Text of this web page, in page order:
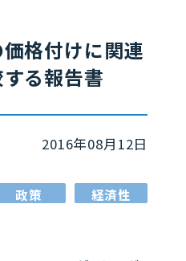
格付けに関連
る報告書
2016年08月12日
政策 経済性